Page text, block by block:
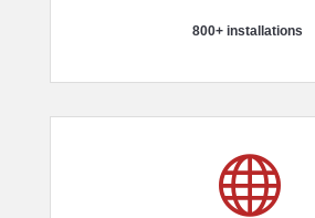
800+ installations
